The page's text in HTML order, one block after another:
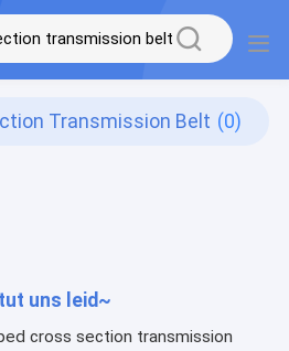
Transmission Belt (0)
uns leid~
cross section transmission